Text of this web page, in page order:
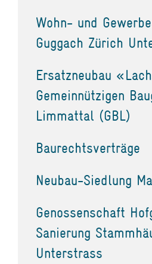
Wohn- und
Guggach Zürich
Ersatzneubau
Gemeinnützigen
Limmattal (GBL)
Baurechtsverträge
Neubau-Siedlung
Genossenschaft
Sanierung
Unterstrass